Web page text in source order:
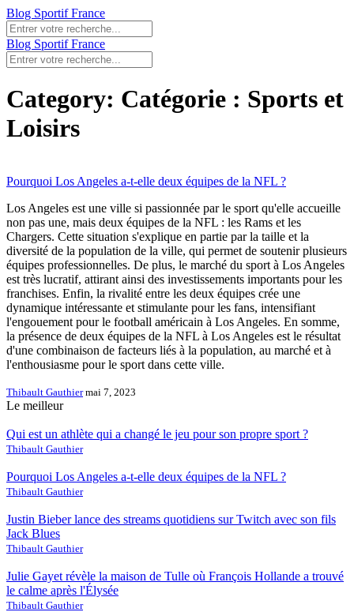
Blog Sportif France
Blog Sportif France
Category: Catégorie : Sports et
Loisirs
Pourquoi Los Angeles a-t-elle deux équipes de la NFL ?
Los Angeles est une ville si passionnée par le sport qu'elle accueille
non pas une, mais deux équipes de la NFL : les Rams et les
Chargers. Cette situation s'explique en partie par la taille et la
diversité de la population de la ville, qui permet de soutenir plusieurs
équipes professionnelles. De plus, le marché du sport à Los Angeles
est très lucratif, attirant ainsi des investissements importants pour les
franchises. Enfin, la rivalité entre les deux équipes crée une
dynamique intéressante et stimulante pour les fans, intensifiant
l'engouement pour le football américain à Los Angeles. En somme,
la présence de deux équipes de la NFL à Los Angeles est le résultat
d'une combinaison de facteurs liés à la population, au marché et à
l'enthousiasme pour le sport dans cette ville.
Thibault Gauthier mai 7, 2023
Le meilleur
Qui est un athlète qui a changé le jeu pour son propre sport ?
Thibault Gauthier
Pourquoi Los Angeles a-t-elle deux équipes de la NFL ?
Thibault Gauthier
Justin Bieber lance des streams quotidiens sur Twitch avec son fils
Jack Blues
Thibault Gauthier
Julie Gayet révèle la maison de Tulle où François Hollande a trouvé
le calme après l'Élysée
Thibault Gauthier